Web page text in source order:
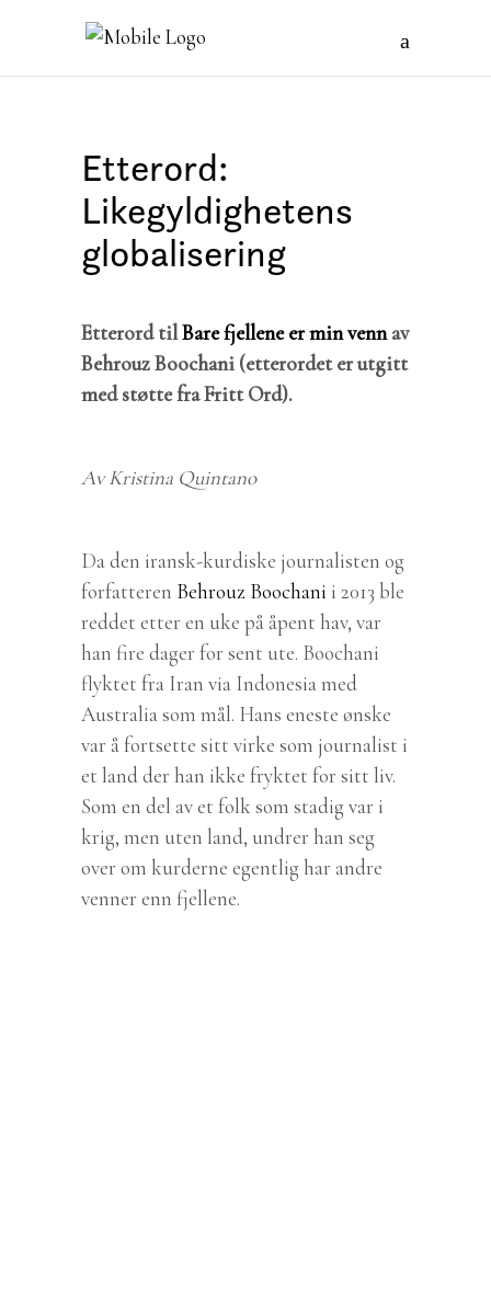
Etterord:
Likegyldighetens
globalisering
Etterord tilBare fjellene er min vennav
Behrouz Boochani (etterordet er utgitt
med støtte fra Fritt Ord).
Av Kristina Quintano
Da den iransk-kurdiske journalisten og
forfatteren Behrouz Boochani i 2013 ble
reddet etter en uke på åpent hav, var
han fire dager for sent ute. Boochani
flyktet fra Iran via Indonesia med
Australia som mål. Hans eneste ønske
var å fortsette sitt virke som journalist i
et land der han ikke fryktet for sitt liv.
Som en del av et folk som stadig var i
krig, men uten land, undrer han seg
over om kurderne egentlig har andre
venner enn fjellene.